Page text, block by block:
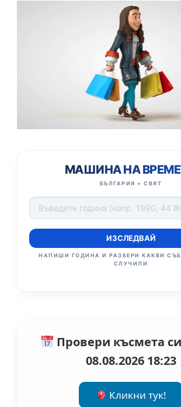
МАШИНА НА
БЪЛГАРИЯ + СВЯТ
ИЗСЛЕДВАЙ
НАПИШИ ГОДИНА И РАЗБЕРИ КАКВИ
СЛУЧИЛИ
Провери късмета
08.08.2026 18:23
Кликни тук!